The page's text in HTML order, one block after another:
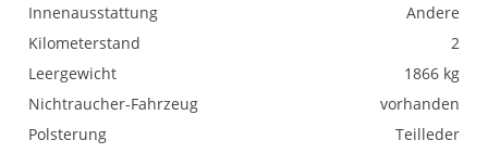
Innenausstattung
Andere
Kilometerstand
2
Leergewicht
1866 kg
Nichtraucher-Fahrzeug
vorhanden
Polsterung
Teilleder